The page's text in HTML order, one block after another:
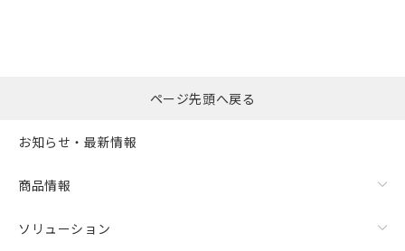
ページ先頭へ戻る
お知らせ・最新情報
商品情報
ソリューション